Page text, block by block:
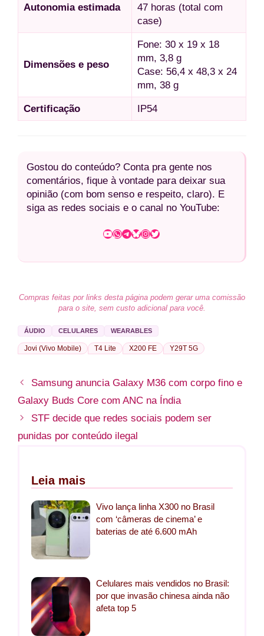
Autonomia estimada
47 horas (total com
case)
Dimensões e peso
Fone: 30 x 19 x 18
mm, 3,8 g
Case: 56,4 x 48,3 x 24
mm, 38 g
Certificação IP54
Gostou do conteúdo? Conta pra gente nos
comentários, fique à vontade para deixar sua
opinião (com bom senso e respeito, claro). E
siga as redes sociais e o canal no YouTube:
Youtube WhatsApp TelegramBluesky InstagramTwitter
Compras feitas por links desta página podem gerar uma comissão
para o site, sem custo adicional para você.
ÁUDIO CELULARES WEARABLES
Jovi (Vivo Mobile) T4 Lite X200 FE Y29T 5G
Samsung anuncia Galaxy M36 com corpo fino e
Galaxy Buds Core com ANC na Índia
STF decide que redes sociais podem ser
punidas por conteúdo ilegal
Leia mais
Vivo lança linha X300 no Brasil
com ‘câmeras de cinema’ e
baterias de até 6.600 mAh
Celulares mais vendidos no Brasil:
por que invasão chinesa ainda não
afeta top 5